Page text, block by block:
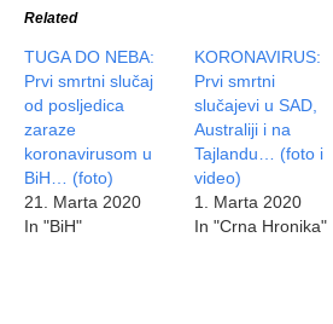
Related
TUGA DO NEBA:
Prvi smrtni slučaj
od posljedica
zaraze
koronavirusom u
BiH… (foto)
21. Marta 2020
In "BiH"
KORONAVIRUS:
Prvi smrtni
slučajevi u SAD,
Australiji i na
Tajlandu… (foto i
video)
1. Marta 2020
In "Crna Hronika"